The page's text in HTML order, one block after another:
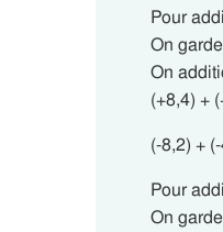
Pour
On
On
(+8,4) +
(-8,2) +
Pour
On